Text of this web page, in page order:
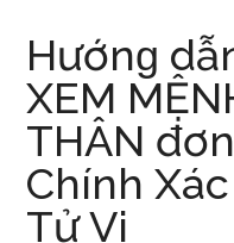
Hướnɡ
XEM
THÂN
Chính
Tử Vi